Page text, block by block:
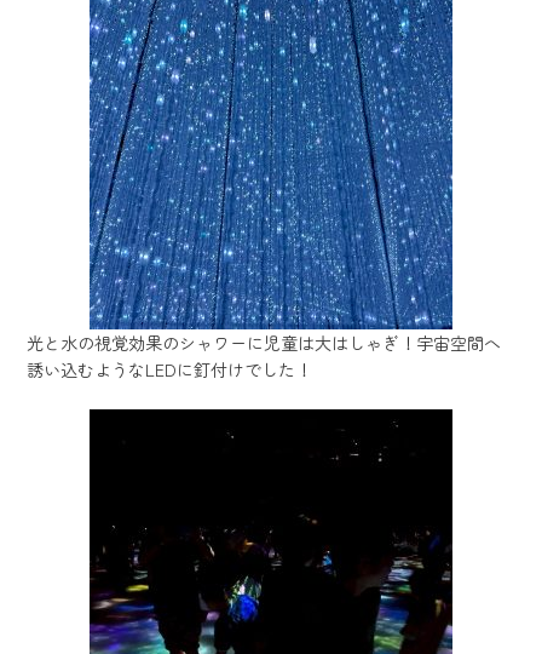
光と水の視覚効果のシャワーに児童は大はしゃぎ！宇宙空間へ
誘い込むようなLEDに釘付けでした！